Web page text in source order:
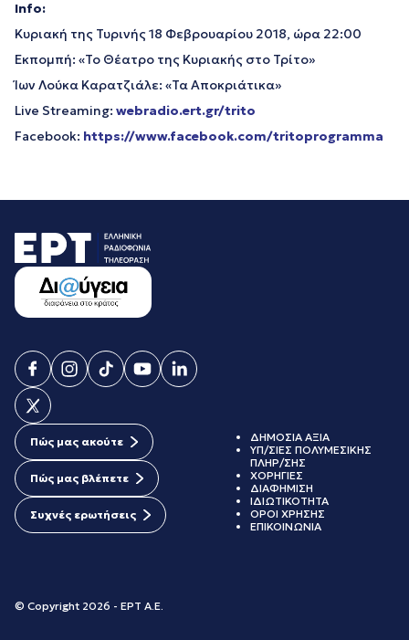
Info:
Κυριακή της Τυρινής 18 Φεβρουαρίου 2018, ώρα 22:00
Εκπομπή: «Το Θέατρο της Κυριακής στο Τρίτο»
Ίων Λούκα Καρατζιάλε: «Τα Αποκριάτικα»
Live Streaming: webradio.ert.gr/trito
Facebook: https://www.facebook.com/tritoprogramma
Πώς μας ακούτε
Πώς μας βλέπετε
Συχνές ερωτήσεις
© Copyright 2026 - ΕΡΤ Α.Ε.
ΔΗΜΟΣΙΑ ΑΞΙΑ
ΥΠ/ΣΙΕΣ ΠΟΛΥΜΕΣΙΚΗΣ
ΠΛΗΡ/ΣΗΣ
ΧΟΡΗΓΙΕΣ
ΔΙΑΦΗΜΙΣΗ
ΙΔΙΩΤΙΚΟΤΗΤΑ
ΟΡΟΙ ΧΡΗΣΗΣ
ΕΠΙΚΟΙΝΩΝΙΑ